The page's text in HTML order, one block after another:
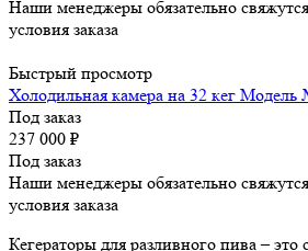
Наши менеджеры обязательно
условия заказа
Быстрый просмотр
Холодильная камера на 32 кег Модель
Под заказ
237 000 ₽
Под заказ
Наши менеджеры обязательно
условия заказа
Кегераторы для разливного пива – это